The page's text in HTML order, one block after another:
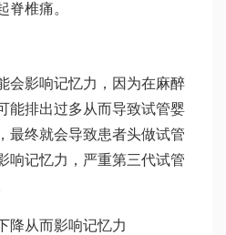
脊椎痛。
会影响记忆力，因为在麻醉
能排出过多从而导致试管婴
最终就会导致患者头做试管
响记忆力，严重第三代试管
降从而影响记忆力